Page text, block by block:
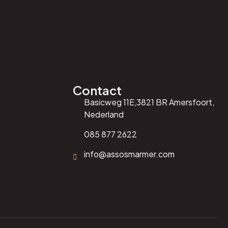
Contact
Basicweg 11E,3821 BR Amersfoort,
Nederland
085 877 2622
info@assosmarmer.com